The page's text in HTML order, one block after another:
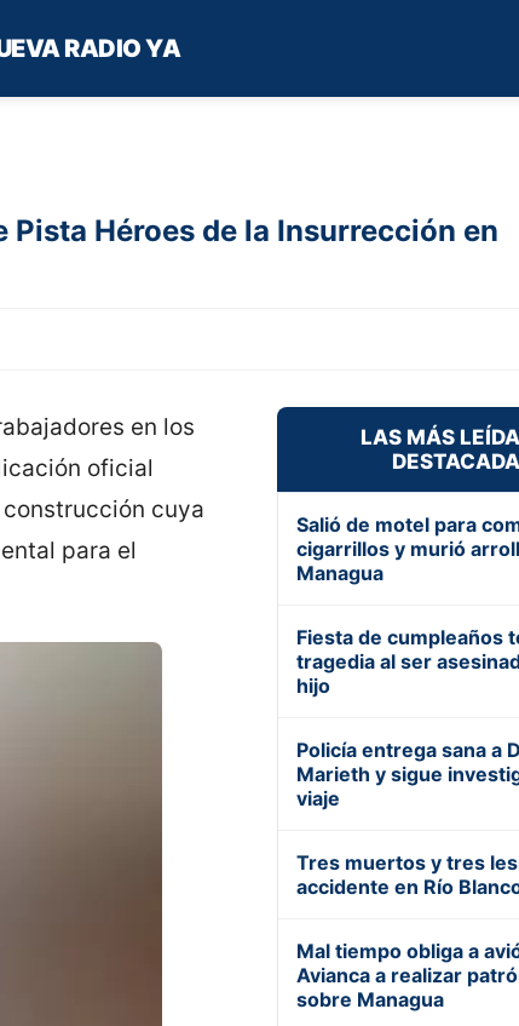
RADIO YA
Héroes de la Insurrección en
en los
oficial
cuya
para el
LAS MÁS
Salió de motel para
cigarrillos y murió
Managua
Fiesta de cumpleaños
tragedia al ser
hijo
Policía entrega sana a
Marieth y sigue
viaje
Tres muertos y tres
accidente en Río
Mal tiempo obliga a
Avianca a realizar
sobre Managua